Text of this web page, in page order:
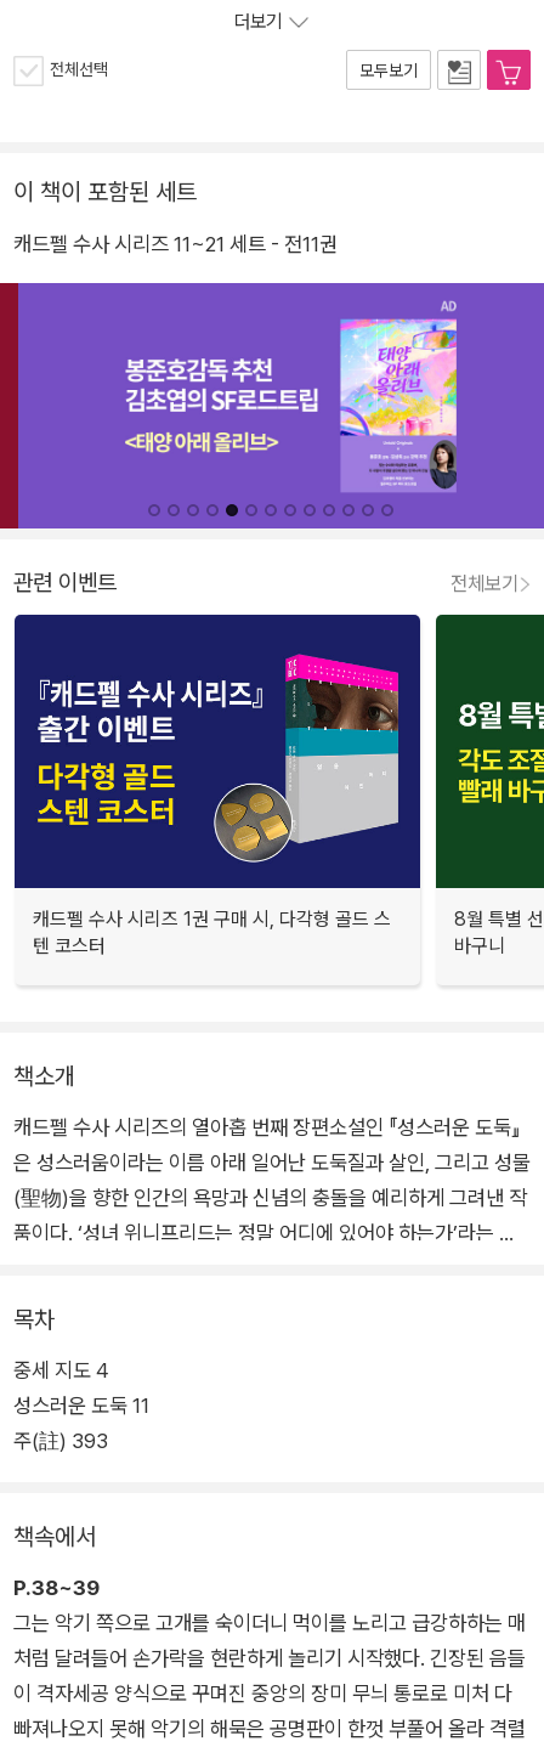
더보기
전체선택 모두보기
이 책이 포함된 세트
캐드펠 수사 시리즈 11~21 세트 - 전11권
관련 이벤트 전체보기
캐드펠 수사 시리즈 1권 구매 시, 다각형 골드 스
텐 코스터
8월 특별
바구니
책소개
캐드펠 수사 시리즈의 열아홉 번째 장편소설인 『성스러운 도둑』
은 성스러움이라는 이름 아래 일어난 도둑질과 살인, 그리고 성물
(聖物)을 향한 인간의 욕망과 신념의 충돌을 예리하게 그려낸 작
품이다. ‘성녀 위니프리드는 정말 어디에 있어야 하는가’라는 질
간 사회의 복잡한 관계와 윤리가 유려한 문체로 다뤄진다. 수도원
사제들 간의 미묘한 긴장, 귀족과 하인의 권력 관계, 여가수 달니
와 젊은 수도사의 섬세한 감정선 등 얽히고설킨 이야기들이 정교
하게 설계되어 있다. 캐드펠 수사는 추리보다는 이해와 연민, 인
간에 대한 통찰로 진실에 접근해 나간다.
객, 헤를루인 부원장과 투틸로 수사. 마침 슈루즈베리에 큰비가
내려 강물이 범람하고, 모두들 침수를 피해 성물(聖物)들을 안전
한 곳으로 옮기느라 정신이 없다. 그런데 큰비가 그치고 난 후 살
펴보니, 성 위니프리드의 성골함이 사라지고, 성골함의 도둑을 밝
혀내줄 유력한 목격자는 끔찍하게 살해된다. 이 모든 죄악을 다스
리기 위해 수도원에서는 신의 계시를 이용하기로 하는데……. 성
목차
중세 지도 4
성스러운 도둑 11
주(註) 393
책속에서
P.38~39
그는 악기 쪽으로 고개를 숙이더니 먹이를 노리고 급강하하는 매
처럼 달려들어 손가락을 현란하게 놀리기 시작했다. 긴장된 음들
이 격자세공 양식으로 꾸며진 중앙의 장미 무늬 통로로 미처 다
빠져나오지 못해 악기의 해묵은 공명판이 한껏 부풀어 올라 격렬